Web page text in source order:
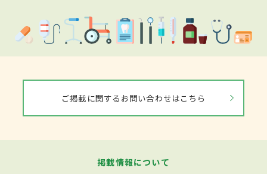
ご掲載に関するお問い合わせはこちら
掲載情報について